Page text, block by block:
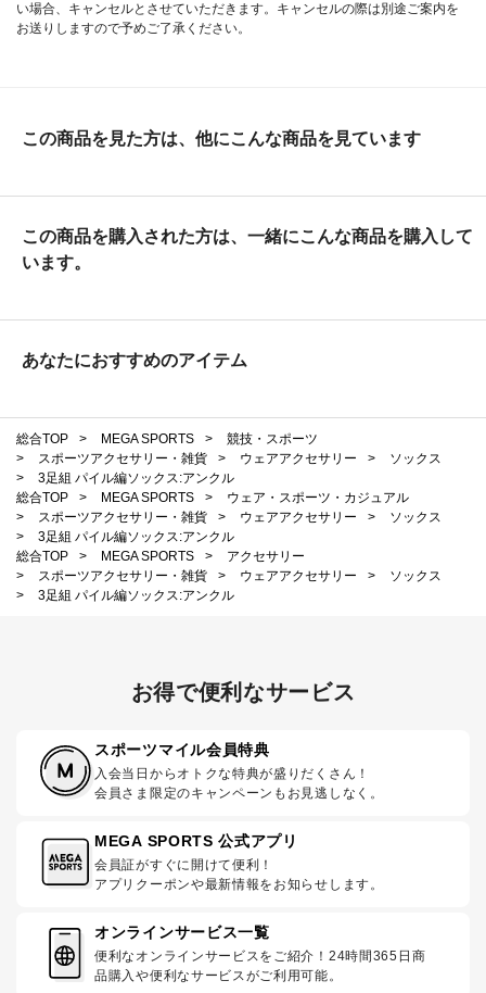
い場合、キャンセルとさせていただきます。キャンセルの際は別途ご案内を
お送りしますので予めご了承ください。
この商品を見た方は、他にこんな商品を見ています
この商品を購入された方は、一緒にこんな商品を購入して
います。
あなたにおすすめのアイテム
総合TOP > MEGA SPORTS >
競技・スポーツ
>
スポーツアクセサリー・雑貨 > ウェアアクセサリー >
ソックス
>
3足組 パイル編ソックス:アンクル
総合TOP
> MEGA SPORTS >
ウェア・スポーツ・カジュアル
>
スポーツアクセサリー・雑貨 > ウェアアクセサリー >
ソックス
>
3足組 パイル編ソックス:アンクル
総合TOP
> MEGA SPORTS >
アクセサリー
>
スポーツアクセサリー・雑貨 > ウェアアクセサリー >
ソックス
>
3足組 パイル編ソックス:アンクル
お得で便利なサービス
スポーツマイル会員特典
入会当日からオトクな特典が盛りだくさん！
会員さま限定のキャンペーンもお見逃しなく。
MEGA SPORTS 公式アプリ
会員証がすぐに開けて便利！
アプリクーポンや最新情報をお知らせします。
オンラインサービス一覧
便利なオンラインサービスをご紹介！24時間365日商
品購入や便利なサービスがご利用可能。